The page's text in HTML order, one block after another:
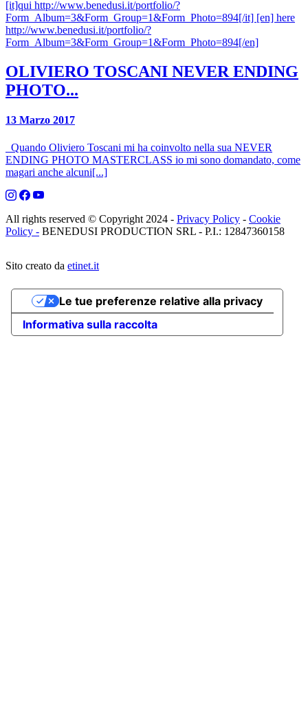
[it]qui http://www.benedusi.it/portfolio/?
Form_Album=3&Form_Group=1&Form_Photo=894[/it] [en] here
http://www.benedusi.it/portfolio/?
Form_Album=3&Form_Group=1&Form_Photo=894[/en]
OLIVIERO TOSCANI NEVER ENDING
PHOTO...
13 Marzo 2017
Quando Oliviero Toscani mi ha coinvolto nella sua NEVER
ENDING PHOTO MASTERCLASS io mi sono domandato, come
magari anche alcuni[...]
All rights reserved © Copyright 2024 - Privacy Policy - Cookie
Policy - BENEDUSI PRODUCTION SRL - P.I.: 12847360158
Sito creato da etinet.it
Informativa sulla raccolta
Le tue preferenze relative alla privacy